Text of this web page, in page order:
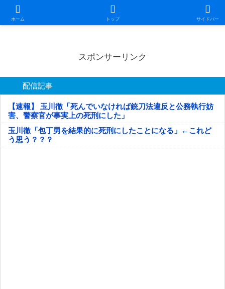
ホーム トップ サイドバー
日本第一！ニュース録
スポンサーリンク
配信記事
【速報】 玉川徹「死んでいなければ銃刀法違反と公務執行妨
害、警察官が事実上の死刑にした」
玉川徹「包丁男を結果的に死刑にしたことになる」←これど
う思う？？？